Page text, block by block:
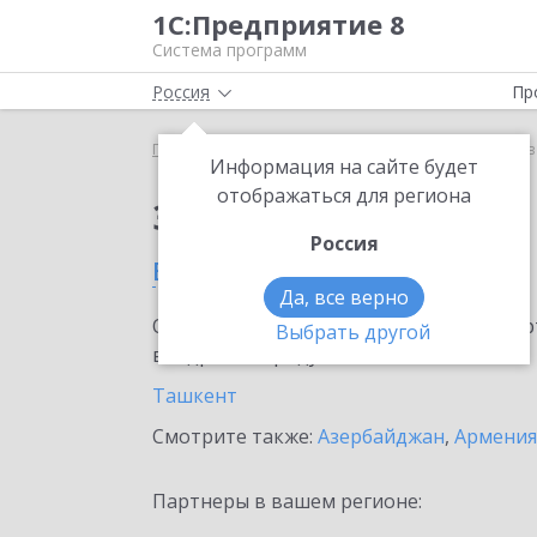
1С:Предприятие 8
Система программ
Россия
Информация на сайте будет
отображаться для региона
Россия
Да, все верно
Выбрать другой
Главная 1С:Кредит
Заказать 1С:Кредит
в Узбекистане
Ознакомьтесь с информационными
внедрение продукта.
Ташкент
Смотрите также: Азербайджан, Армения
Партнеры в вашем регионе: